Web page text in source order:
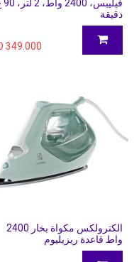
دقيقة
349.000
الكترولكس مكواة بخار 2400
واط قاعدة ريزيليوم